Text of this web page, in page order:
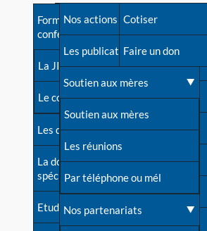
Avant la naissance
Les débuts
Une difficulté d'allaitement ?
Cas particuliers
Mythes et vérités
Devenir animatrice ?
Une question sur le site
Formations et
conférences
La JIA
Le congrès
Les dossiers de l'allaitement
La documentation
spécialisée
Etudes récentes
Besoin d'aide?
Répertoire de tous les
contacts
Contact presse
Dossier de presse
Soutenir LLL
Livre d'or
Forum
Nos actions
Les publications
Soutien aux mères
Soutien aux mères
Les réunions
Par téléphone ou mél
Nos partenariats
Cotiser
Faire un don